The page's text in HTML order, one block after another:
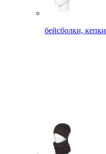
бейсболки, кепки